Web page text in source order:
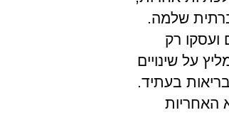
שלמה.
ועסקו רק
על שינויים
בעתיד.
האחריות